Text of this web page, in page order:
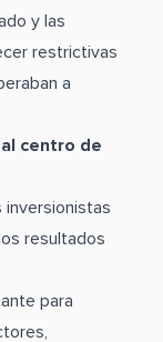
y las
restrictivas
a
centro de
inversionistas
resultados
para